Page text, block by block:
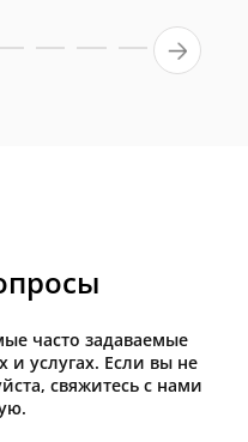
часто задаваемые
и услугах. Если вы не
свяжитесь с нами